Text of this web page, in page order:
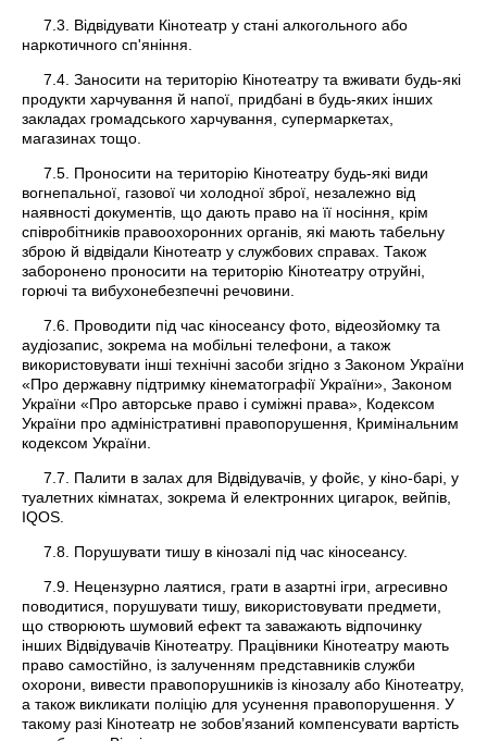
7.3. Відвідувати Кінотеатр у стані алкогольного або
наркотичного сп'яніння.
7.4. Заносити на територію Кінотеатру та вживати будь-які
продукти харчування й напої, придбані в будь-яких інших
закладах громадського харчування, супермаркетах,
магазинах тощо.
7.5. Проносити на територію Кінотеатру будь-які види
вогнепальної, газової чи холодної зброї, незалежно від
наявності документів, що дають право на її носіння, крім
співробітників правоохоронних органів, які мають табельну
зброю й відвідали Кінотеатр у службових справах. Також
заборонено проносити на територію Кінотеатру отруйні,
горючі та вибухонебезпечні речовини.
7.6. Проводити під час кіносеансу фото, відеозйомку та
аудіозапис, зокрема на мобільні телефони, а також
використовувати інші технічні засоби згідно з Законом України
«Про державну підтримку кінематографії України», Законом
України «Про авторське право і суміжні права», Кодексом
України про адміністративні правопорушення, Кримінальним
кодексом України.
7.7. Палити в залах для Відвідувачів, у фойє, у кіно-барі, у
туалетних кімнатах, зокрема й електронних цигарок, вейпів,
IQOS.
7.8. Порушувати тишу в кінозалі під час кіносеансу.
7.9. Нецензурно лаятися, грати в азартні ігри, агресивно
поводитися, порушувати тишу, використовувати предмети,
що створюють шумовий ефект та заважають відпочинку
інших Відвідувачів Кінотеатру. Працівники Кінотеатру мають
право самостійно, із залученням представників служби
охорони, вивести правопорушників із кінозалу або Кінотеатру,
а також викликати поліцію для усунення правопорушення. У
такому разі Кінотеатр не зобов’язаний компенсувати вартість